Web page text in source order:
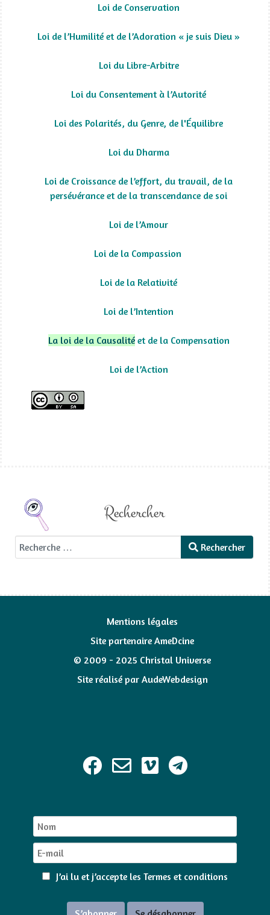
Loi de Conservation
Loi de l’Humilité et de l’Adoration « je suis Dieu »
Loi du Libre-Arbitre
Loi du Consentement à l’Autorité
Loi des Polarités, du Genre, de l'Équilibre
Loi du Dharma
Loi de Croissance de l’effort, du travail, de la
persévérance et de la transcendance de soi
Loi de l’Amour
Loi de la Compassion
Loi de la Relativité
Loi de l’Intention
La loi de la Causalitéet de la Compensation
Loi de l’Action
Rechercher
Rechercher Rechercher
Mentions légales
Site partenaire AmeDcine
© 2009 - 2025 Christal Universe
Site réalisé par AudeWebdesign
J’ai lu et j’accepte les Termes et conditions